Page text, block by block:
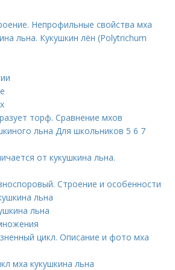
Непрофильные свойства мха
льна. Кукушкин лён (Polytrichum
торф. Сравнение мхов
льна Для школьников 5 6 7
от кукушкина льна.
Строение и особенности
льна
льна
цикл. Описание и фото мха
мха кукушкина льна